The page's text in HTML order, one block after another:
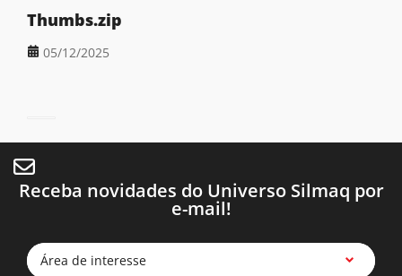
Thumbs.zip
05/12/2025
Receba novidades do Universo Silmaq por
e-mail!
Área de interesse